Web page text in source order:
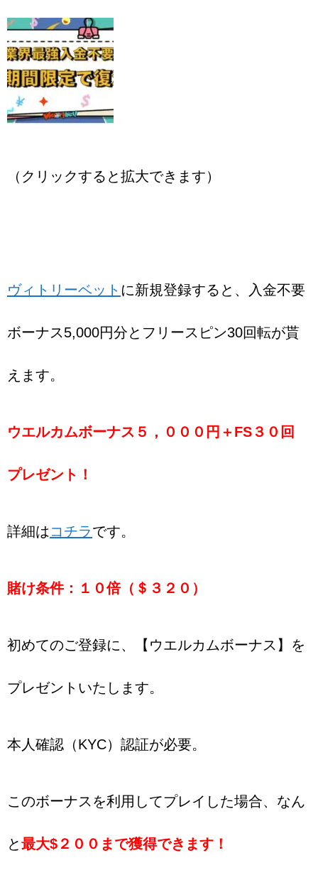
（クリックすると拡大できます）
ヴィトリーベット に新規登録すると、入金不要
ボーナス5,000円分とフリースピン30回転が貰
えます。
ウエルカムボーナス５，０００円＋FS３０回
プレゼント！
詳細は コチラです。
賭け条件：１０倍（＄３２０）
初めてのご登録に、【ウエルカムボーナス】を
プレゼントいたします。
本人確認（KYC）認証が必要。
このボーナスを利用してプレイした場合、なん
と最大$２００まで獲得できます！